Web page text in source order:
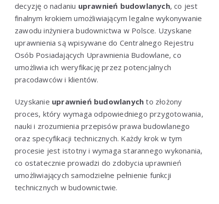
decyzję o nadaniu uprawnień budowlanych, co jest
finalnym krokiem umożliwiającym legalne wykonywanie
zawodu inżyniera budownictwa w Polsce. Uzyskane
uprawnienia są wpisywane do Centralnego Rejestru
Osób Posiadających Uprawnienia Budowlane, co
umożliwia ich weryfikację przez potencjalnych
pracodawców i klientów.
Uzyskanie uprawnień budowlanych to złożony
proces, który wymaga odpowiedniego przygotowania,
nauki i zrozumienia przepisów prawa budowlanego
oraz specyfikacji technicznych. Każdy krok w tym
procesie jest istotny i wymaga starannego wykonania,
co ostatecznie prowadzi do zdobycia uprawnień
umożliwiających samodzielne pełnienie funkcji
technicznych w budownictwie.